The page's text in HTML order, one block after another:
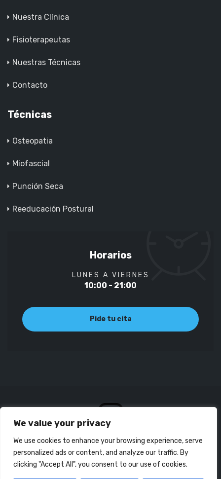
We value your privacy
We use cookies to enhance your browsing experience, serve
personalized ads or content, and analyze our traffic. By
clicking "Accept All", you consent to our use of cookies.
Nuestra Clínica
Fisioterapeutas
Nuestras Técnicas
Contacto
Técnicas
Osteopatia
Miofascial
Punción Seca
Reeducación Postural
Horarios
LUNES A VIERNES
10:00 - 21:00
Pide tu cita
© Copyright 2023 Fisioterapia Gaztambide